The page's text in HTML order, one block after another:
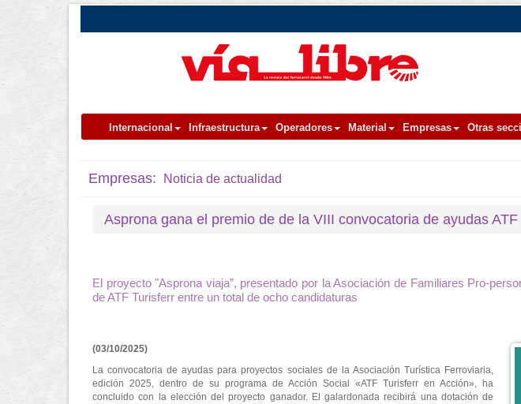
Internacional Infraestructura Operadores Material Empresas Otras
Empresas: Noticia de actualidad
Asprona gana el premio de de la VIII convocatoria de ayudas ATF
El proyecto "Asprona viaja”, presentado por la Asociación de Familiares Pro-
de ATF Turisferr entre un total de ocho candidaturas
(03/10/2025)
La convocatoria de ayudas para proyectos sociales de la Asociación Turística Ferroviaria,
edición 2025, dentro de su programa de Acción Social «ATF Turisferr en Acción», ha
concluido con la elección del proyecto ganador. El galardonada recibirá una dotación de